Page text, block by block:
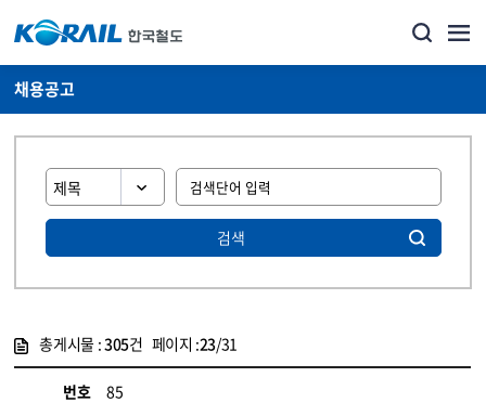
채용공고
검색
총게시물 :305건 페이지 :23/31
번호
85